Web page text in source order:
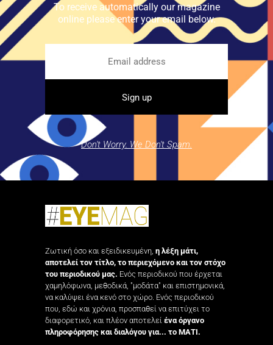
To receive automatically our magazine
online please enter your email below.
Don't Worry. We Don't Spam.
Ζωτική όσο και εξειδικευμένη, η λέξη μάτι,
αποτελεί τον τίτλο, το περιεχόμενο και τον στόχο
του περιοδικού μας. Ενός περιοδικού που έρχεται
χαμηλόφωνα, μεθοδικά, "μοδάτα" και επιστημονικά,
να καλύψει ένα κενό στο χώρο. Ενός περιοδικού
που, εδώ και χρόνια, προσπαθεί να επιτύχει το
διαφορετικό, και πλέον αποτελεί ένα όργανο
πληροφόρησης και διαλόγου για... το ΜΑΤΙ.